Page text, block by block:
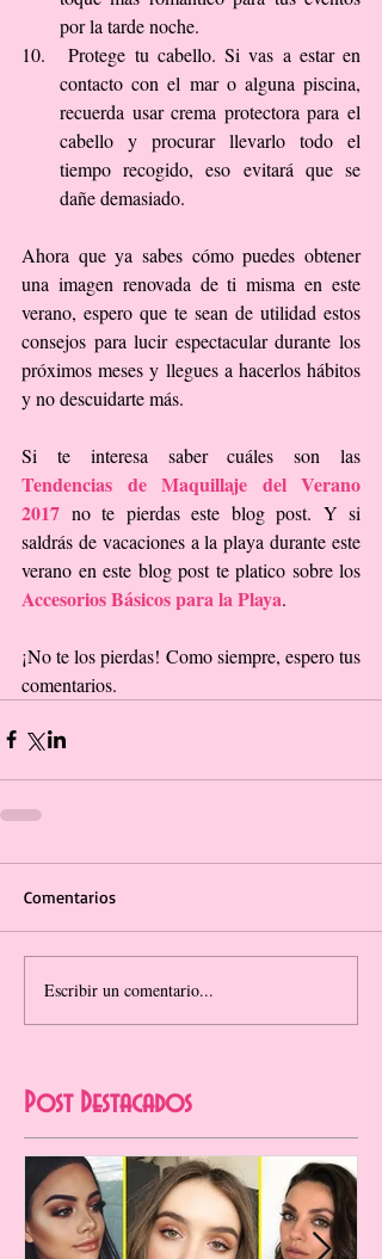
por la tarde noche.
Protege tu cabello. Si vas a estar en
contacto con el mar o alguna piscina,
recuerda usar crema protectora para el
cabello y procurar llevarlo todo el
tiempo recogido, eso evitará que se
dañe demasiado.
Ahora que ya sabes cómo puedes obtener
una imagen renovada de ti misma en este
verano, espero que te sean de utilidad estos
consejos para lucir espectacular durante los
próximos meses y llegues a hacerlos hábitos
y no descuidarte más.
Tendencias de Maquillaje del Verano
2017 no te pierdas este blog post. Y si
saldrás de vacaciones a la playa durante este
Accesorios Básicos para la Playa.
¡No te los pierdas! Como siempre, espero tus
comentarios.
Comentarios
Escribir un comentario...
Post Destacados